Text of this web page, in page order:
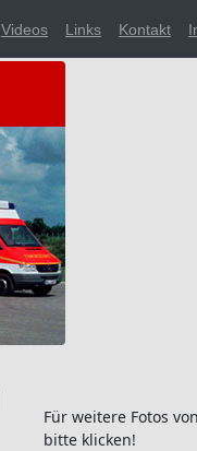
Videos Links Kontakt
Für weitere Fotos
bitte klicken!